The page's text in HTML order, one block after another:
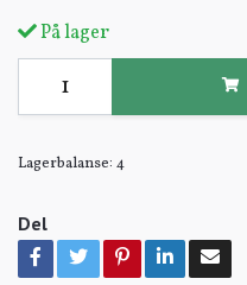
På lager
Lagerbalanse: 4
Del